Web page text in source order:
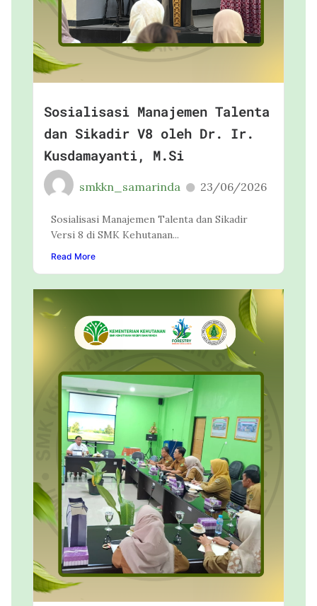
Sosialisasi Manajemen Talenta
dan Sikadir V8 oleh Dr. Ir.
Kusdamayanti, M.Si
smkkn_samarinda 23/06/2026
Sosialisasi Manajemen Talenta dan Sikadir
Versi 8 di SMK Kehutanan...
Read More